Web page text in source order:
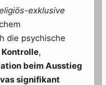
exklusive
die psychische
,
beim Ausstieg
signifikant